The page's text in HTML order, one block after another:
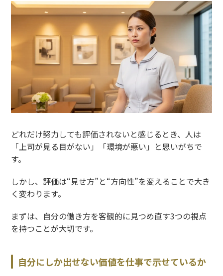
どれだけ努力しても評価されないと感じるとき、人は
「上司が見る目がない」「環境が悪い」と思いがちで
す。
しかし、評価は“見せ方”と“方向性”を変えることで大き
く変わります。
まずは、自分の働き方を客観的に見つめ直す3つの視点
を持つことが大切です。
自分にしか出せない価値を仕事で示せているか